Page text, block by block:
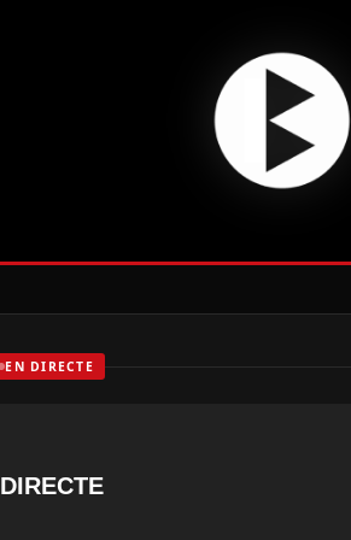
EN DIRECTE
DIRECTE